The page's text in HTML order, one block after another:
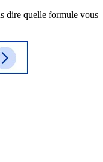
dire quelle formule vous